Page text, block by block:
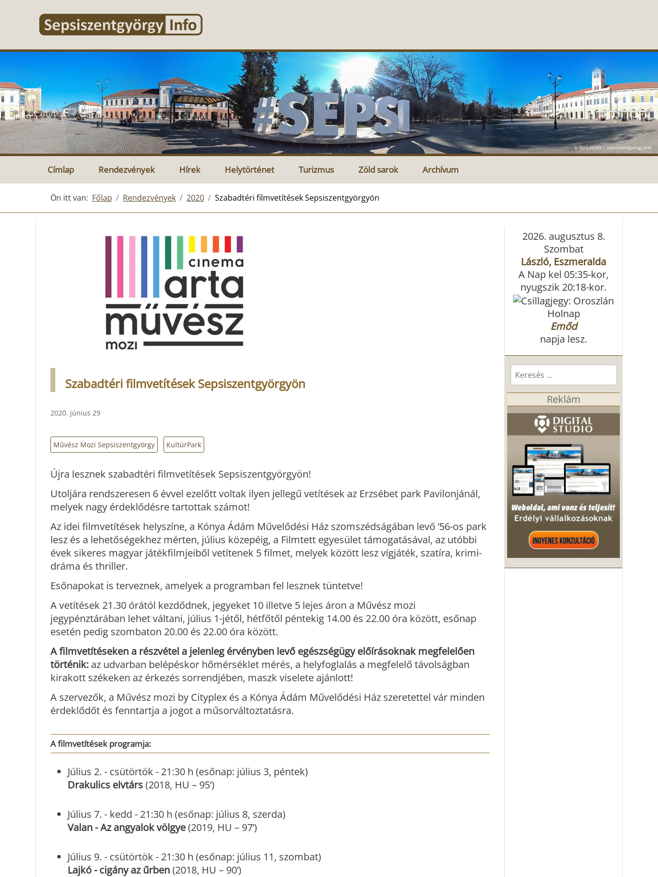
Címlap Rendezvények Hírek Helytörténet Turizmus Zöld sarok Archívum
Ön itt van: Főlap Rendezvények 2020 Szabadtéri filmvetítések Sepsiszentgyörgyön
Szabadtéri filmvetítések Sepsiszentgyörgyön
2020. június 29
Művész Mozi Sepsiszentgyörgy KultúrPark
Újra lesznek szabadtéri filmvetítések Sepsiszentgyörgyön!
Utoljára rendszeresen 6 évvel ezelőtt voltak ilyen jellegű vetítések az Erzsébet park Pavilonjánál,
melyek nagy érdeklődésre tartottak számot!
Az idei filmvetítések helyszíne, a Kónya Ádám Művelődési Ház szomszédságában levő ’56-os park
lesz és a lehetőségekhez mérten, július közepéig, a Filmtett egyesület támogatásával, az utóbbi
évek sikeres magyar játékfilmjeiből vetítenek 5 filmet, melyek között lesz vígjáték, szatíra, krimi-
dráma és thriller.
Esőnapokat is terveznek, amelyek a programban fel lesznek tüntetve!
A vetítések 21.30 órától kezdődnek, jegyeket 10 illetve 5 lejes áron a Művész mozi
jegypénztárában lehet váltani, július 1-jétől, hétfőtől péntekig 14.00 és 22.00 óra között, esőnap
esetén pedig szombaton 20.00 és 22.00 óra között.
A filmvetítéseken a részvétel a jelenleg érvényben levő egészségügy előírásoknak megfelelően
történik: az udvarban belépéskor hőmérséklet mérés, a helyfoglalás a megfelelő távolságban
kirakott székeken az érkezés sorrendjében, maszk viselete ajánlott!
A szervezők, a Művész mozi by Cityplex és a Kónya Ádám Művelődési Ház szeretettel vár minden
érdeklődőt és fenntartja a jogot a műsorváltoztatásra.
A filmvetítések programja:
Július 2. - csütörtök - 21:30 h (esőnap: július 3, péntek)
Drakulics elvtárs(2018, HU – 95’)
Július 7. - kedd - 21:30 h (esőnap: július 8, szerda)
Valan - Az angyalok völgye(2019, HU – 97’)
Július 9. - csütörtök - 21:30 h (esőnap: július 11, szombat)
Lajkó - cigány az űrben(2018, HU – 90’)
2026. augusztus 8.
Szombat
László, Eszmeralda
A Nap kel 05:35-kor,
nyugszik 20:18-kor.
Holnap
Emőd
napja lesz.
Keresés...
Reklám